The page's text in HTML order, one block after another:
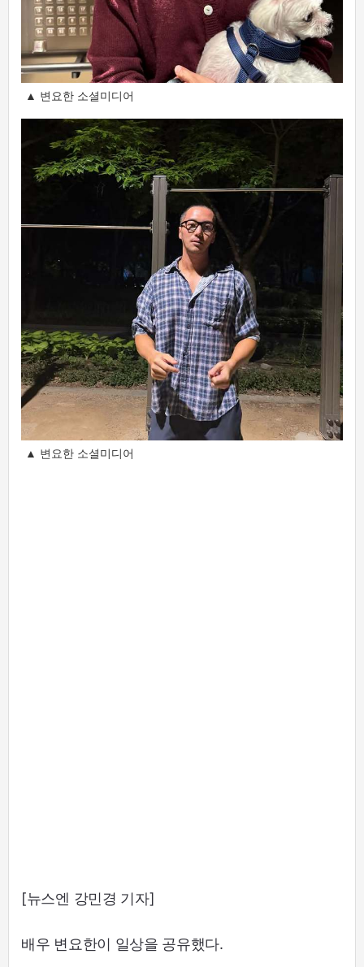
▲ 변요한 소셜미디어
▲ 변요한 소셜미디어
[뉴스엔 강민경 기자]
배우 변요한이 일상을 공유했다.